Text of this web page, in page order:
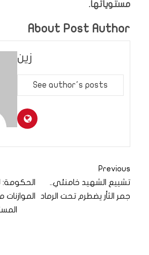
مستوياتها.
About Post Author
زين
See author's posts
Previous
تشييع الشهيد خامنئي..
جمر الثأر يضطرم تحت الرماد
الحكومة:
الموازنات